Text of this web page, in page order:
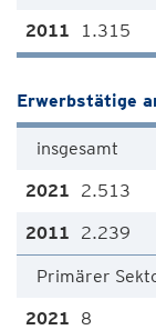
1.315
Erwerbstätige
insgesamt
2.513
2.239
Primärer
8